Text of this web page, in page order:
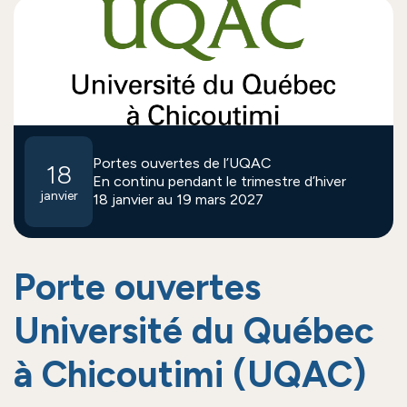
18
janvier
Portes ouvertes de l’UQAC
En continu pendant le trimestre d’hiver
18 janvier au 19 mars 2027
Porte ouvertes
Université du Québec
à Chicoutimi (UQAC)